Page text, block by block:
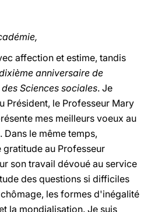
affection et estime, tandis
anniversaire de
Sciences sociales. Je
Président, le Professeur Mary
mes meilleurs voeux au
le même temps,
au Professeur
son travail dévoué au service
des questions si difficiles
les formes d'inégalité
la mondialisation. Je suis